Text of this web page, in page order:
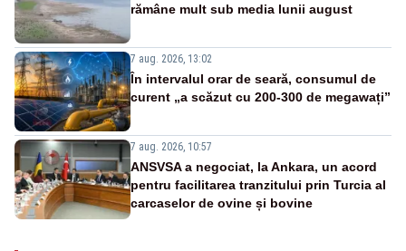
rămâne mult sub media lunii august
7 aug. 2026, 13:02
În intervalul orar de seară, consumul de
curent „a scăzut cu 200-300 de megawați”
7 aug. 2026, 10:57
ANSVSA a negociat, la Ankara, un acord
pentru facilitarea tranzitului prin Turcia al
carcaselor de ovine și bovine